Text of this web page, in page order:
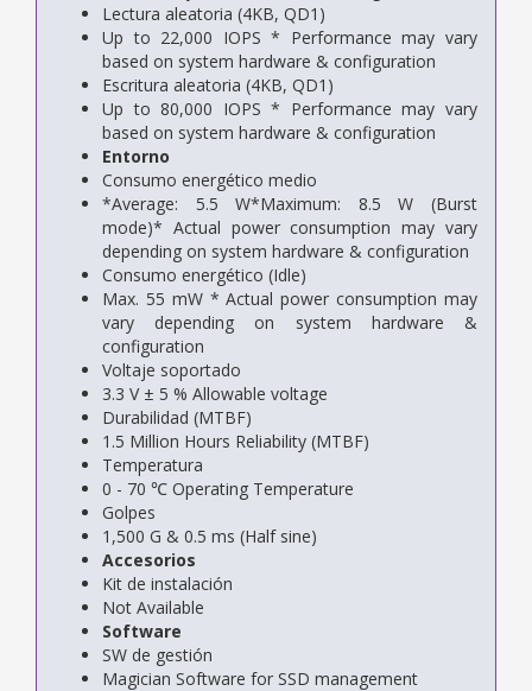
Lectura aleatoria (4KB, QD1)
Up to 22,000 IOPS * Performance may vary
based on system hardware & configuration
Escritura aleatoria (4KB, QD1)
Up to 80,000 IOPS * Performance may vary
based on system hardware & configuration
Entorno
Consumo energético medio
*Average: 5.5 W*Maximum: 8.5 W (Burst
mode)* Actual power consumption may vary
depending on system hardware & configuration
Consumo energético (Idle)
Max. 55 mW * Actual power consumption may
vary depending on system hardware &
configuration
Voltaje soportado
3.3 V ± 5 % Allowable voltage
Durabilidad (MTBF)
1.5 Million Hours Reliability (MTBF)
Temperatura
0 - 70 ℃ Operating Temperature
Golpes
1,500 G & 0.5 ms (Half sine)
Accesorios
Kit de instalación
Not Available
Software
SW de gestión
Magician Software for SSD management